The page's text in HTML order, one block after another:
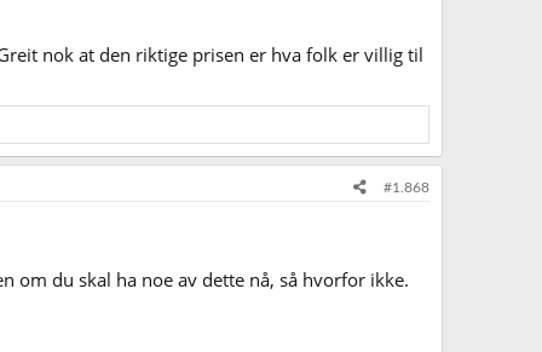
nok at den riktige prisen er hva folk er villig til
#1.868
du skal ha noe av dette nå, så hvorfor ikke.